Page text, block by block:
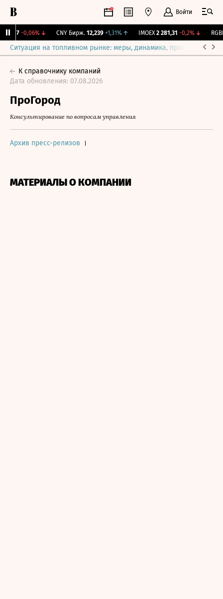
Войти
-0,06%↓ CNY Бирж. 12,239 +1,31% ↑ IMOEX 2 281,31 -0,2%↓
Ситуация на топливном рынке: меры, динамика, прогнозы
К справочнику компаний
Дата обновления: 07.08.2026
ПроГород
Консультирование по вопросам управления
Архив пресс-релизов
МАТЕРИАЛЫ О КОМПАНИИ